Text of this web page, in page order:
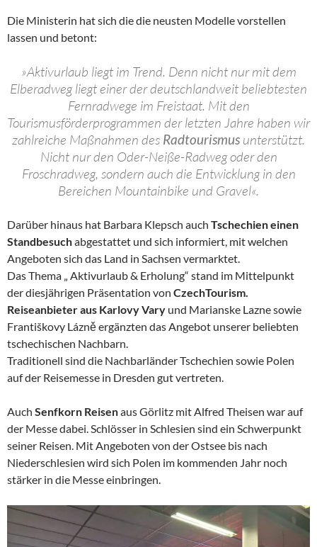
Die Ministerin hat sich die die neusten Modelle vorstellen
lassen und betont:
»Aktivurlaub liegt im Trend. Denn nicht nur mit dem
Elberadweg liegt einer der deutschlandweit beliebtesten
Fernradwege im Freistaat. Mit den
Tourismusförderprogrammen der letzten Jahre haben wir
zahlreiche Maßnahmen des Radtourismus unterstützt.
Nicht nur den Oder-Neiße-Radweg oder den
Froschradweg, sondern auch die Entwicklung in den
Bereichen Mountainbike und Gravel«.
Darüber hinaus hat Barbara Klepsch auch Tschechien einen
Standbesuchabgestattet und sich informiert, mit welchen
Angeboten sich das Land in Sachsen vermarktet.
Das Thema „ Aktivurlaub & Erholung“ stand im Mittelpunkt
der diesjährigen Präsentation von CzechTourism.
Reiseanbieter aus Karlovy Vary und Marianske Lazne sowie
Františkovy Lázně ergänzten das Angebot unserer beliebten
tschechischen Nachbarn.
Traditionell sind die Nachbarländer Tschechien sowie Polen
auf der Reisemesse in Dresden gut vertreten.
Auch Senfkorn Reisenaus Görlitz mit Alfred Theisen war auf
der Messe dabei. Schlösser in Schlesien sind ein Schwerpunkt
seiner Reisen. Mit Angeboten von der Ostsee bis nach
Niederschlesien wird sich Polen im kommenden Jahr noch
stärker in die Messe einbringen.